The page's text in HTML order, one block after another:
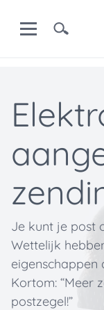
Je kunt je post
Wettelijk
eigenschappen
Kortom: “Meer
postzegel!”